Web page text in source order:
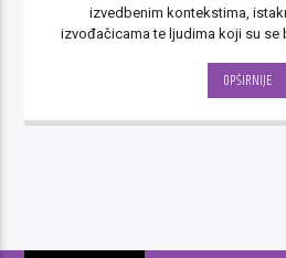
izvedbenim kontekstima,
izvođačicama te ljudima koji su se
OPŠIRNIJE